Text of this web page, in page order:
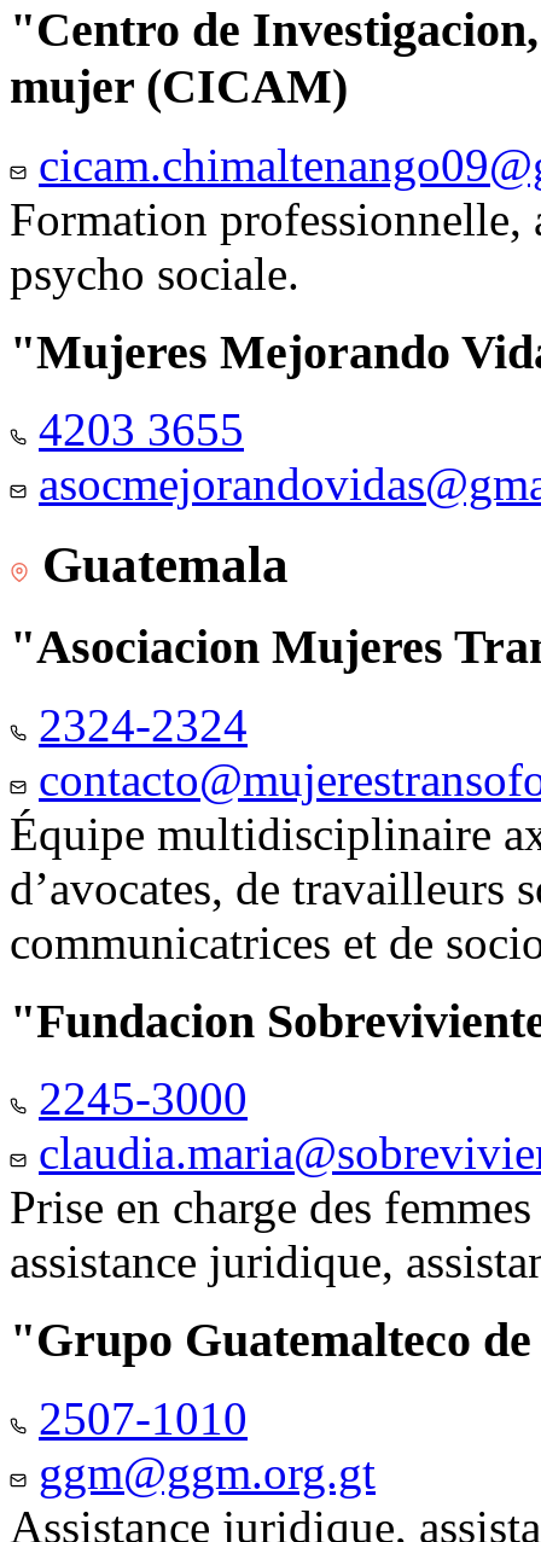
"Centro de
mujer (CICAM)
Formation professionnelle,
psycho sociale.
"Mujeres Mejorando
4203 3655
Guatemala
"Asociacion Mujeres
2324-2324
Équipe multidisciplinaire
d’avocates, de travailleurs
communicatrices et de
"Fundacion
2245-3000
Prise en charge des
assistance juridique,
"Grupo Guatemalteco
2507-1010
ggm@ggm.org.gt
Assistance juridique,